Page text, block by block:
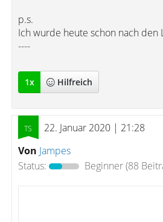
p.s.
Ich wurde heute schon nach den
----
1x Hilfreich
22. Januar 2020 | 21:28
Von Jampes
Status:
Beginner(88